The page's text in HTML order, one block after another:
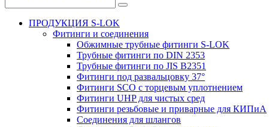
ПРОДУКЦИЯ S-LOK
Фитинги и соединения
Обжимные трубные фитинги S-LOK
Трубные фитинги по DIN 2353
Трубные фитинги по JIS B2351
Фитинги под развальцовку 37°
Фитинги SCO с торцевым уплотнением
Фитинги UHP для чистых сред
Фитинги резьбовые и приварные для КИПиА
Соединения для шлангов